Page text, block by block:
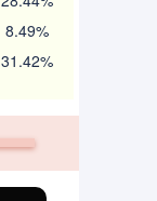
8.49%
31.42%